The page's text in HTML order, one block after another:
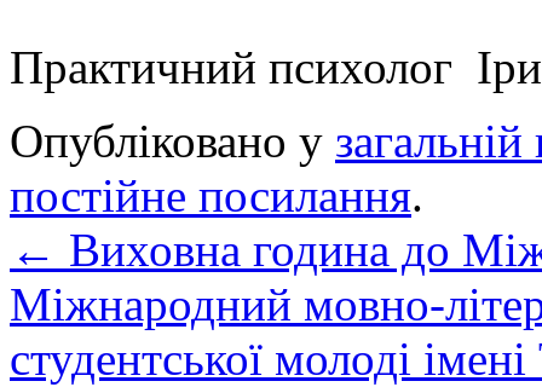
Практичний психолог
Опубліковано у загальній
постійне посилання.
← Виховна година до
Міжнародний мовно-
студентської молоді